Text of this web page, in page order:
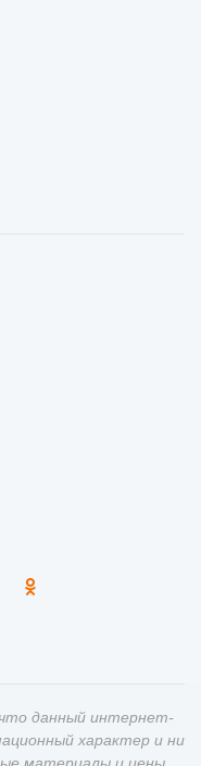
данный интернет-
характер и ни